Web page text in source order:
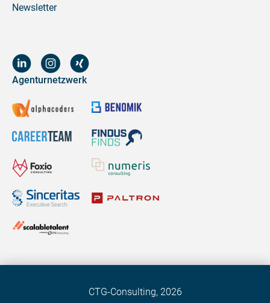
Newsletter
Agenturnetzwerk
CTG-Consulting, 2026